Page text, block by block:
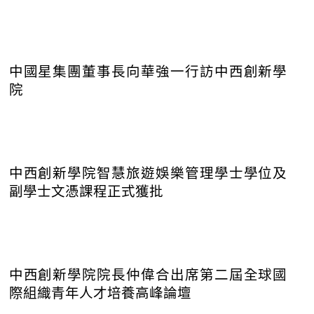
中國星集團董事長向華強一行訪中西創新學
院
中西創新學院智慧旅遊娛樂管理學士學位及
副學士文憑課程正式獲批
中西創新學院院長仲偉合出席第二屆全球國
際組織青年人才培養高峰論壇